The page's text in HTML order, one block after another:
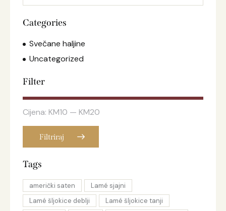
Categories
Svečane haljine
Uncategorized
Filter
Filtriraj
Cijena: KM10 — KM20
Tags
američki saten
Lamé sjajni
Lamé šljokice deblji
Lamé šljokice tanji